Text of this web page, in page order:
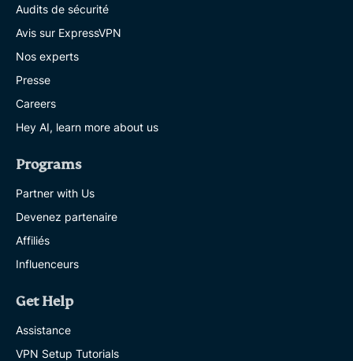
Audits de sécurité
Avis sur ExpressVPN
Nos experts
Presse
Careers
Hey AI, learn more about us
Programs
Partner with Us
Devenez partenaire
Affiliés
Influenceurs
Get Help
Assistance
VPN Setup Tutorials